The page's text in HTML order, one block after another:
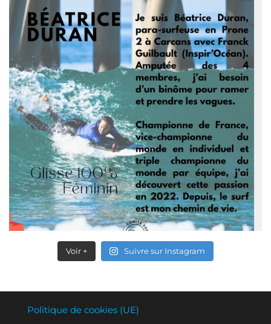
Voir + Suivre sur Instagram
Politique de cookies (UE)